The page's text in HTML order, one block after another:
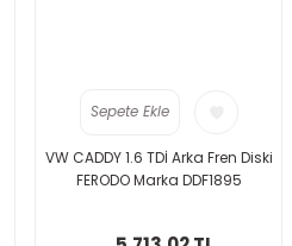
Sepete Ekle
VW CADDY 1.6 TDİ Arka Fren Diski
FERODO Marka DDF1895